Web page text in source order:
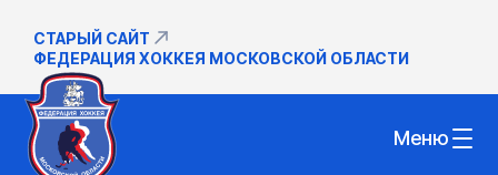
СТАРЫЙ САЙТ
ФЕДЕРАЦИЯ ХОККЕЯ МОСКОВСКОЙ ОБЛАСТИ
Меню